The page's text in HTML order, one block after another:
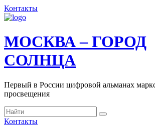
Контакты
МОСКВА – ГОРОД
СОЛНЦА
Первый в России цифровой альманах
просвещения
Контакты